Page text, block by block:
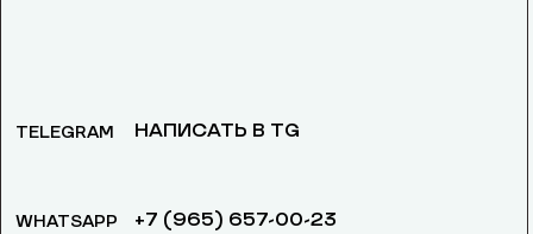
TELEGRAM
WHATSAPP
НАПИСАТЬ В TG
+7 (965) 657-00-23